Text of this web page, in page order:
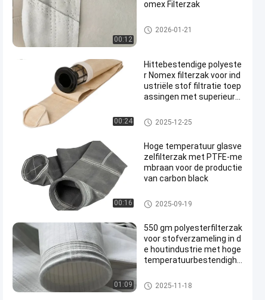
00:12
omex Filterzak
hoogtemperatuurfilterzakken
2026-01-21
00:24
Hittebestendige polyeste
r Nomex filterzak voor ind
ustriële stof filtratie toep
assingen met superieure
oge temperatuurbestend
igheid
Stofopvangfilterzakken
2025-12-25
00:16
Hoge temperatuur glasve
zelfilterzak met PTFE-me
mbraan voor de productie
van carbon black
filterzak van glasvezel
2025-09-19
01:09
550 gm polyesterfilterzak
voor stofverzameling in d
e houtindustrie met hoge
temperatuurbestendighe
De zak van de polyesterfilter
2025-11-18